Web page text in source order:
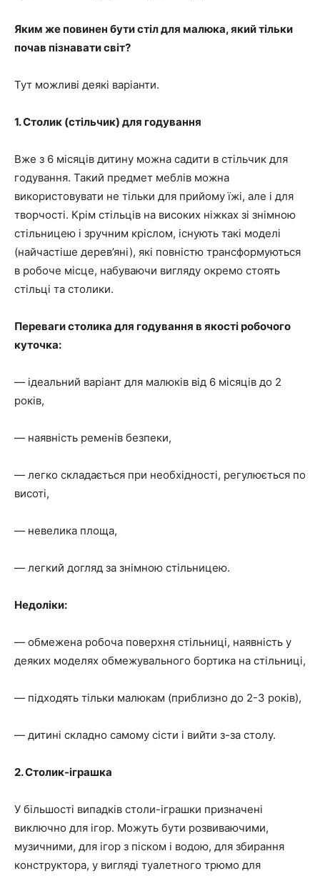
Яким же повинен бути стіл для малюка, який тільки
почав пізнавати світ?
Тут можливі деякі варіанти.
1. Столик (стільчик) для годування
Вже з 6 місяців дитину можна садити в стільчик для
годування. Такий предмет меблів можна
використовувати не тільки для прийому їжі, але і для
творчості. Крім стільців на високих ніжках зі знімною
стільницею і зручним кріслом, існують такі моделі
(найчастіше дерев’яні), які повністю трансформуються
в робоче місце, набуваючи вигляду окремо стоять
стільці та столики.
Переваги столика для годування в якості робочого
куточка:
— ідеальний варіант для малюків від 6 місяців до 2
років,
— наявність ременів безпеки,
— легко складається при необхідності, регулюється по
висоті,
— невелика площа,
— легкий догляд за знімною стільницею.
Недоліки:
— обмежена робоча поверхня стільниці, наявність у
деяких моделях обмежувального бортика на стільниці,
— підходять тільки малюкам (приблизно до 2-3 років),
— дитині складно самому сісти і вийти з-за столу.
2. Столик-іграшка
У більшості випадків столи-іграшки призначені
виключно для ігор. Можуть бути розвиваючими,
музичними, для ігор з піском і водою, для збирання
конструктора, у вигляді туалетного трюмо для